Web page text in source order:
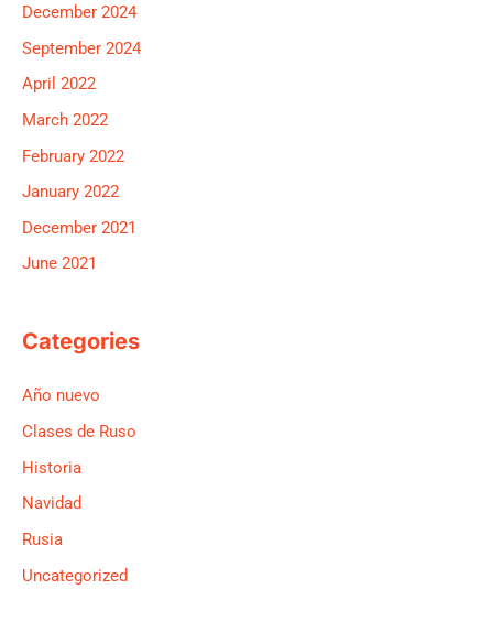
December 2024
September 2024
April 2022
March 2022
February 2022
January 2022
December 2021
June 2021
Categories
Año nuevo
Clases de Ruso
Historia
Navidad
Rusia
Uncategorized